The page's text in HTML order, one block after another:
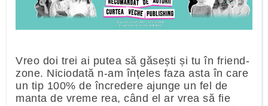
Vreo doi trei ai putea să găsești și tu în friend-
zone. Niciodată n-am înțeles faza asta în care
un tip 100% de încredere ajunge un fel de
manta de vreme rea, când el ar vrea să fie